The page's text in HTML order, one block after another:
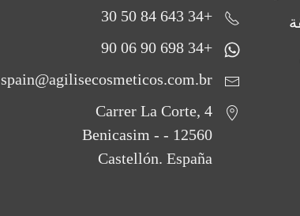
+34 643 84 50 30
+34 698 90 06 90
spain@agilisecosmeticos.com.br
Carrer La Corte, 4
12560 - Benicasim -
Castellón. España